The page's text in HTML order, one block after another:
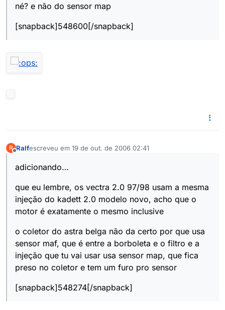
né? e não do sensor map
[snapback]548600[/snapback]
R Ralfescreveu em 19 de out. de 2006 02:41
última edição por
adicionando…
que eu lembre, os vectra 2.0 97/98 usam a mesma
injeção do kadett 2.0 modelo novo, acho que o
motor é exatamente o mesmo inclusive
o coletor do astra belga não da certo por que usa
sensor maf, que é entre a borboleta e o filtro e a
injeção que tu vai usar usa sensor map, que fica
preso no coletor e tem um furo pro sensor
[snapback]548274[/snapback]